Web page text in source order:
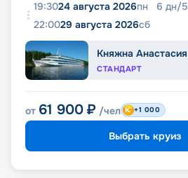
19:3024 августа 2026пн 6 дн/5
22:0029 августа 2026сб
Княжна Анастасия
СТАНДАРТ
от 61 900 ₽ /чел +1 000
Выбрать круиз